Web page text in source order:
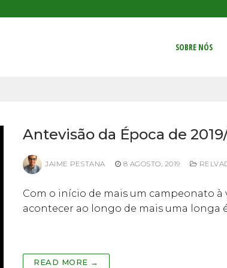
SOBRE NÓS
Antevisão da Época de
JAIME PESTANA 8 AGOSTO, 2019
Com o início de mais um campeonato
acontecer ao longo de mais uma longa
READ MORE →